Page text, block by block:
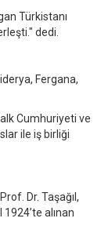
Türkistanı
dedi.
Fergana,
Cumhuriyeti ve
ile iş birliği
Dr. Taşağıl,
alınan